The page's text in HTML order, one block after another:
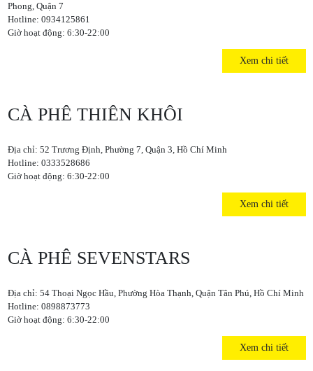
Phong, Quận 7
Hotline: 0934125861
Giờ hoạt động: 6:30-22:00
Xem chi tiết
CÀ PHÊ THIÊN KHÔI
Địa chỉ: 52 Trương Định, Phường 7, Quận 3, Hồ Chí Minh
Hotline: 0333528686
Giờ hoạt động: 6:30-22:00
Xem chi tiết
CÀ PHÊ SEVENSTARS
Địa chỉ: 54 Thoại Ngọc Hầu, Phường Hòa Thạnh, Quận Tân Phú, Hồ Chí Minh
Hotline: 0898873773
Giờ hoạt động: 6:30-22:00
Xem chi tiết